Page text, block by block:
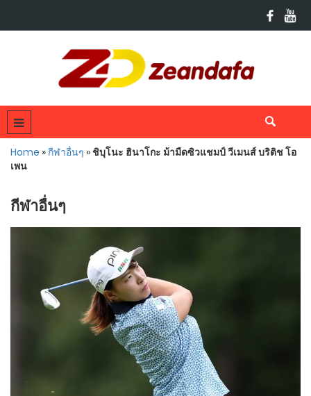
Home »กีฬาอื่นๆ » ชิบุโนะ ฮินาโกะ ม้ามืดซิวแชมป์ วีเมนส์ บริติช โอ
เพน
กีฬาอื่นๆ